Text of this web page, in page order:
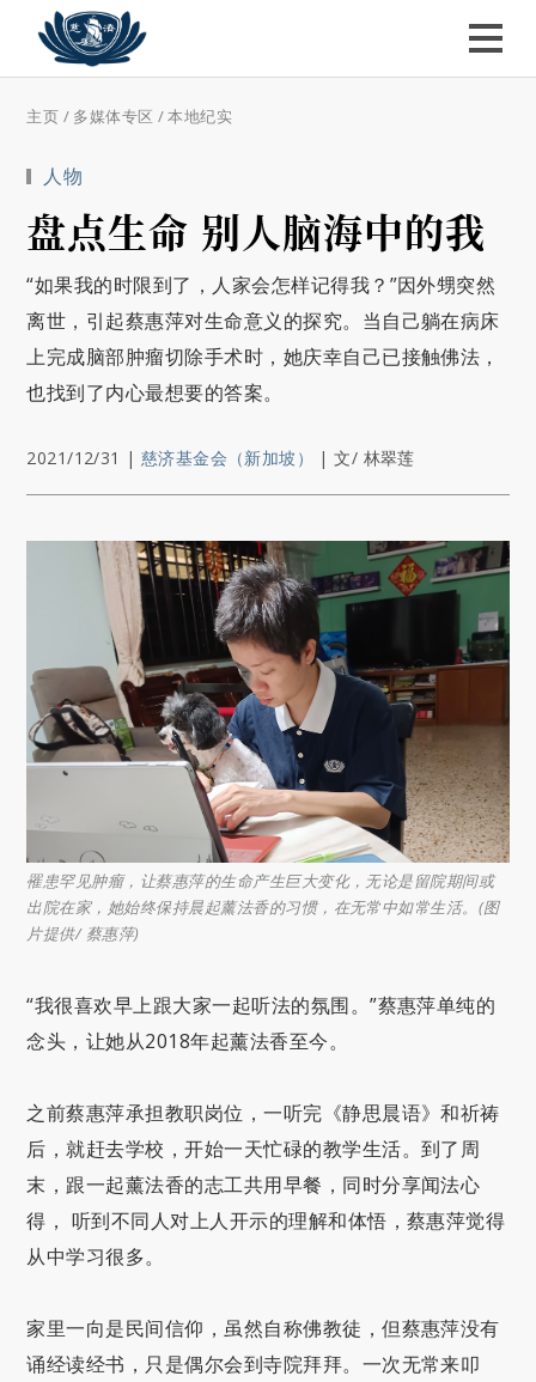
主页 / 多媒体专区 /本地纪实
人物
盘点生命 别人脑海中的我
“如果我的时限到了，人家会怎样记得我？”因外甥突然
离世，引起蔡惠萍对生命意义的探究。当自己躺在病床
上完成脑部肿瘤切除手术时，她庆幸自己已接触佛法，
也找到了内心最想要的答案。
2021/12/31 | 慈济基金会（新加坡） |文/ 林翠莲
罹患罕见肿瘤，让蔡惠萍的生命产生巨大变化，无论是留院期间或
出院在家，她始终保持晨起薰法香的习惯，在无常中如常生活。(图
片提供/ 蔡惠萍)
“我很喜欢早上跟大家一起听法的氛围。”蔡惠萍单纯的
念头，让她从2018年起薰法香至今。
之前蔡惠萍承担教职岗位，一听完《静思晨语》和祈祷
后，就赶去学校，开始一天忙碌的教学生活。到了周
末，跟一起薰法香的志工共用早餐，同时分享闻法心
得， 听到不同人对上人开示的理解和体悟，蔡惠萍觉得
从中学习很多。
家里一向是民间信仰，虽然自称佛教徒，但蔡惠萍没有
诵经读经书，只是偶尔会到寺院拜拜。一次无常来叩